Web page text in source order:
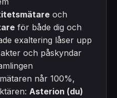
och
för både dig och
exaltering låser upp
och påskyndar
når 100%,
Asterion (du)